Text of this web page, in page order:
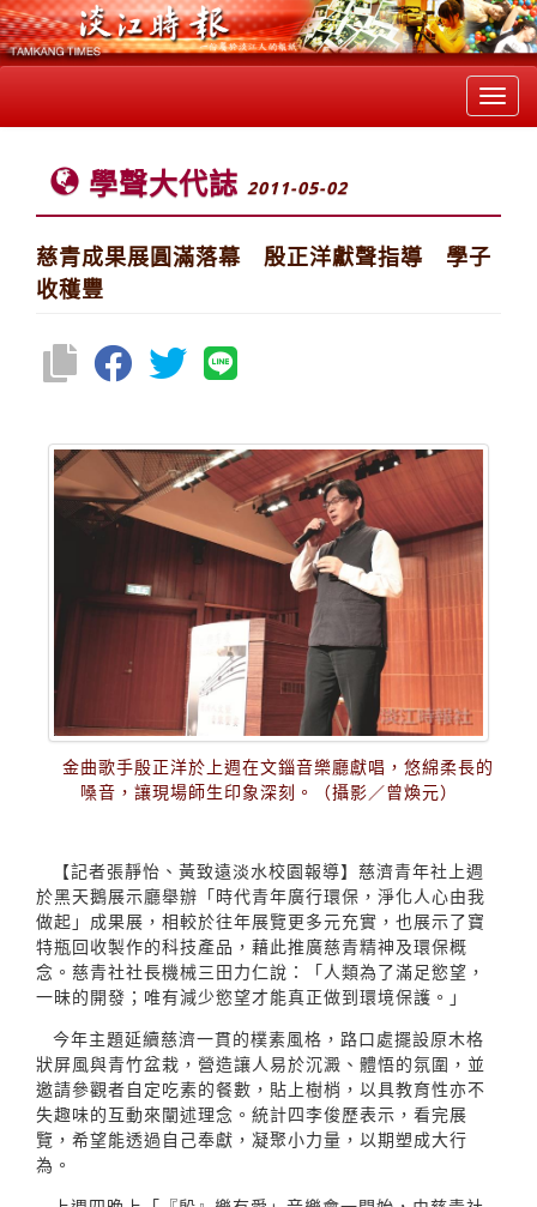
學聲大代誌 2011-05-02
慈青成果展圓滿落幕 殷正洋獻聲指導 學子
收穫豐
金曲歌手殷正洋於上週在文錙音樂廳獻唱，悠綿柔長的
嗓音，讓現場師生印象深刻。（攝影／曾煥元）
【記者張靜怡、黃致遠淡水校園報導】慈濟青年社上週
於黑天鵝展示廳舉辦「時代青年廣行環保，淨化人心由我
做起」成果展，相較於往年展覽更多元充實，也展示了寶
特瓶回收製作的科技產品，藉此推廣慈青精神及環保概
念。慈青社社長機械三田力仁說：「人類為了滿足慾望，
一昧的開發；唯有減少慾望才能真正做到環境保護。」
今年主題延續慈濟一貫的樸素風格，路口處擺設原木格
狀屏風與青竹盆栽，營造讓人易於沉澱、體悟的氛圍，並
邀請參觀者自定吃素的餐數，貼上樹梢，以具教育性亦不
失趣味的互動來闡述理念。統計四李俊歷表示，看完展
覽，希望能透過自己奉獻，凝聚小力量，以期塑成大行
為。